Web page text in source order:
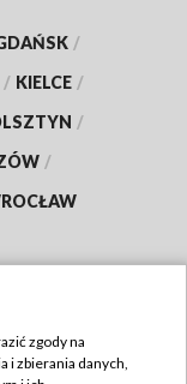
/
/ KIELCE /
/
/
zgody na
i zbierania danych,